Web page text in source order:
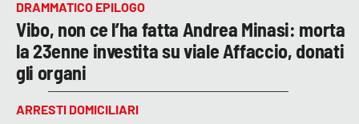
DRAMMATICO EPILOGO
Vibo, non ce l’ha fatta Andrea Minasi: morta
la 23enne investita su viale Affaccio, donati
gli organi
ARRESTI DOMICILIARI